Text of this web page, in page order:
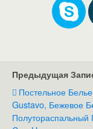
Предыдущая
Постельное Белье
Gustavo, Бежевое
Полутораспальный